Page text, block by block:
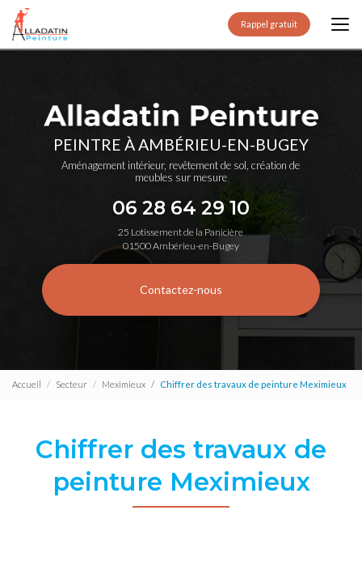
Aller
contenu
principal
Rappel gratuit
PEINTRE À AMBÉRIEU-EN-BUGEY
Aménagement intérieur, revêtement de sol, création de
meubles sur mesure
06 28 64 29 10
25 Lotissement de la Panicière
01500 Ambérieu-en-Bugey
Contactez-nous
Accueil Secteur Meximieux Chiffrer des travaux de peinture Meximieux
Chiffrer des travaux de
peinture Meximieux